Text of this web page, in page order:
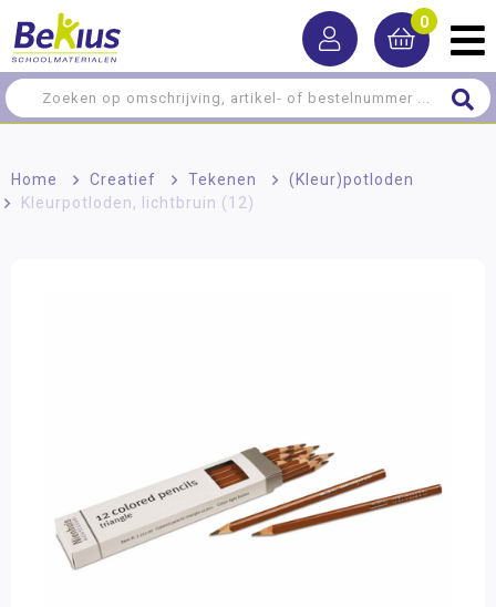
0
Home > Creatief > Tekenen > (Kleur)potloden
Kleurpotloden, lichtbruin (12)